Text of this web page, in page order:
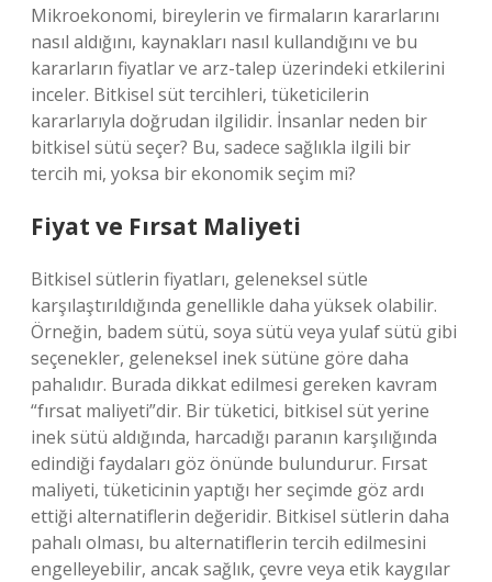
Mikroekonomi, bireylerin ve firmaların kararlarını
nasıl aldığını, kaynakları nasıl kullandığını ve bu
kararların fiyatlar ve arz-talep üzerindeki etkilerini
inceler. Bitkisel süt tercihleri, tüketicilerin
kararlarıyla doğrudan ilgilidir. İnsanlar neden bir
bitkisel sütü seçer? Bu, sadece sağlıkla ilgili bir
tercih mi, yoksa bir ekonomik seçim mi?
Fiyat ve Fırsat Maliyeti
Bitkisel sütlerin fiyatları, geleneksel sütle
karşılaştırıldığında genellikle daha yüksek olabilir.
Örneğin, badem sütü, soya sütü veya yulaf sütü gibi
seçenekler, geleneksel inek sütüne göre daha
pahalıdır. Burada dikkat edilmesi gereken kavram
“fırsat maliyeti”dir. Bir tüketici, bitkisel süt yerine
inek sütü aldığında, harcadığı paranın karşılığında
edindiği faydaları göz önünde bulundurur. Fırsat
maliyeti, tüketicinin yaptığı her seçimde göz ardı
ettiği alternatiflerin değeridir. Bitkisel sütlerin daha
pahalı olması, bu alternatiflerin tercih edilmesini
engelleyebilir, ancak sağlık, çevre veya etik kaygılar